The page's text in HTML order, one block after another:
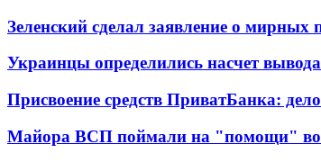
Зеленский сделал заявление о мирных
Украинцы определились насчет
Присвоение средств ПриватБанка:
Майора ВСП поймали на "помощи"